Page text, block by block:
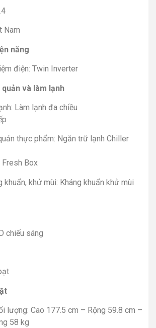
Nam
năng
điện: Twin Inverter
và làm lạnh
Làm lạnh đa chiều
thực phẩm: Ngăn trữ lạnh Chiller
Fresh Box
khuẩn, khử mùi: Kháng khuẩn khử mùi
chiếu sáng
lượng: Cao 177.5 cm – Rộng 59.8 cm –
58 kg